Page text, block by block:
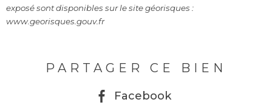
exposé sont disponibles sur le site géorisques :
www.georisques.gouv.fr
PARTAGER CE BIEN
Facebook